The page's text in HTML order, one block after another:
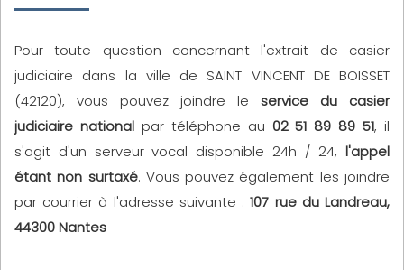
Pour toute question concernant l'extrait de casier
judiciaire dans la ville de SAINT VINCENT DE BOISSET
(42120), vous pouvez joindre le service du casier
judiciaire nationalpar téléphone au 02 51 89 89 51, il
s'agit d'un serveur vocal disponible 24h / 24, l'appel
étant non surtaxé. Vous pouvez également les joindre
par courrier à l'adresse suivante :107 rue du Landreau,
44300 Nantes